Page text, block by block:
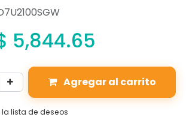
5,844.65
Agregar al carrito
lista de deseos